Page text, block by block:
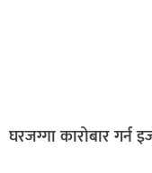
घरजग्गा कारोबार गर्न